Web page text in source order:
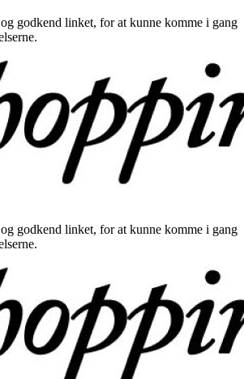
godkend linket, for at kunne komme i gang
godkend linket, for at kunne komme i gang